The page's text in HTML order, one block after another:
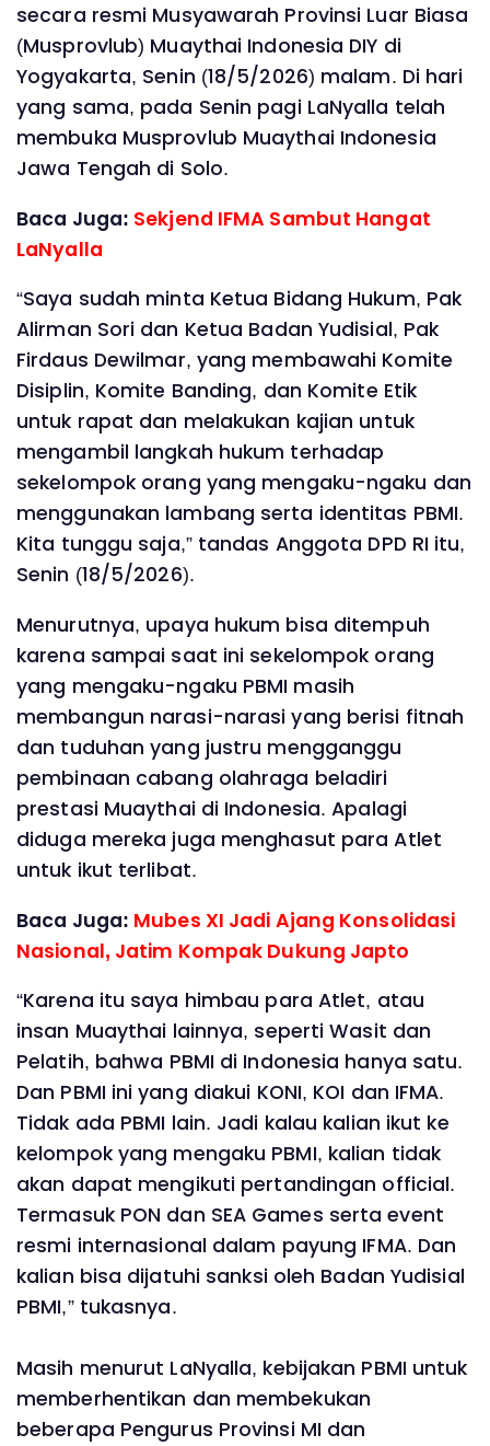
secara resmi Musyawarah Provinsi Luar Biasa
(Musprovlub) Muaythai Indonesia DIY di
Yogyakarta, Senin (18/5/2026) malam. Di hari
yang sama, pada Senin pagi LaNyalla telah
membuka Musprovlub Muaythai Indonesia
Jawa Tengah di Solo.
Baca Juga: Sekjend IFMA Sambut Hangat
LaNyalla
“Saya sudah minta Ketua Bidang Hukum, Pak
Alirman Sori dan Ketua Badan Yudisial, Pak
Firdaus Dewilmar, yang membawahi Komite
Disiplin, Komite Banding, dan Komite Etik
untuk rapat dan melakukan kajian untuk
mengambil langkah hukum terhadap
sekelompok orang yang mengaku-ngaku dan
menggunakan lambang serta identitas PBMI.
Kita tunggu saja,” tandas Anggota DPD RI itu,
Senin (18/5/2026).
Menurutnya, upaya hukum bisa ditempuh
karena sampai saat ini sekelompok orang
yang mengaku-ngaku PBMI masih
membangun narasi-narasi yang berisi fitnah
dan tuduhan yang justru mengganggu
pembinaan cabang olahraga beladiri
prestasi Muaythai di Indonesia. Apalagi
diduga mereka juga menghasut para Atlet
untuk ikut terlibat.
Baca Juga: Mubes XI Jadi Ajang Konsolidasi
Nasional, Jatim Kompak Dukung Japto
“Karena itu saya himbau para Atlet, atau
insan Muaythai lainnya, seperti Wasit dan
Pelatih, bahwa PBMI di Indonesia hanya satu.
Dan PBMI ini yang diakui KONI, KOI dan IFMA.
Tidak ada PBMI lain. Jadi kalau kalian ikut ke
kelompok yang mengaku PBMI, kalian tidak
akan dapat mengikuti pertandingan official.
Termasuk PON dan SEA Games serta event
resmi internasional dalam payung IFMA. Dan
kalian bisa dijatuhi sanksi oleh Badan Yudisial
PBMI,” tukasnya.
Masih menurut LaNyalla, kebijakan PBMI untuk
memberhentikan dan membekukan
beberapa Pengurus Provinsi MI dan